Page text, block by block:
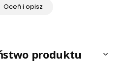
Oceń i opisz
produktu